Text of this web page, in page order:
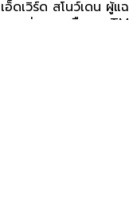
เอ็ดเวิร์ด สโนว์เดน ผู้
สอดส่องพลเมือง -